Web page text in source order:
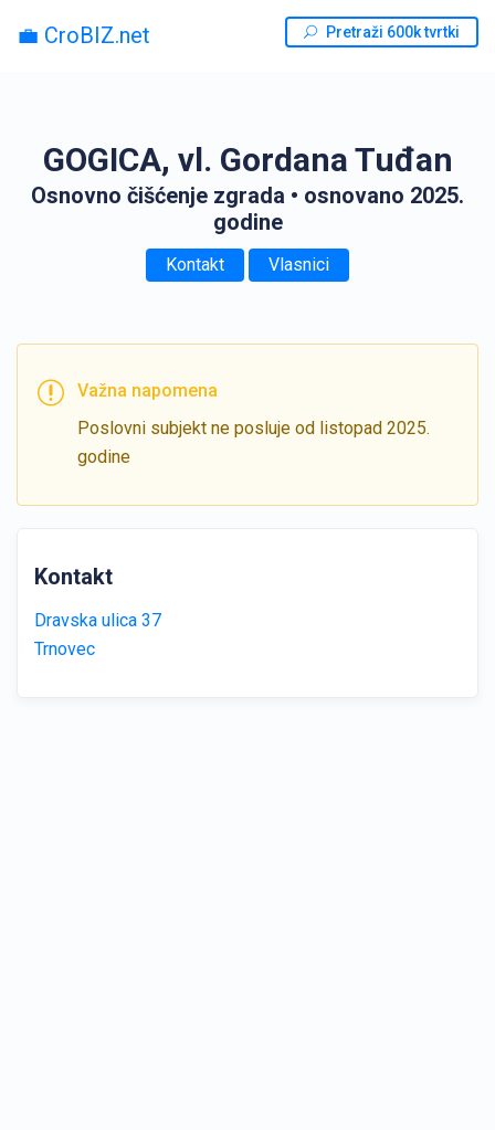
💼 CroBIZ.net Pretraži 600k tvrtki
GOGICA, vl. Gordana Tuđan
Osnovno čišćenje zgrada • osnovano 2025.
godine
Kontakt Vlasnici
Važna napomena
Poslovni subjekt ne posluje od listopad 2025.
godine
Kontakt
Dravska ulica 37
Trnovec